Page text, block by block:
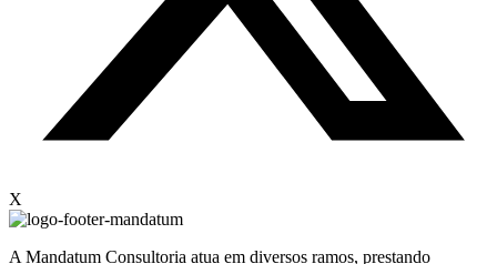
X
A Mandatum Consultoria atua em diversos ramos, prestando